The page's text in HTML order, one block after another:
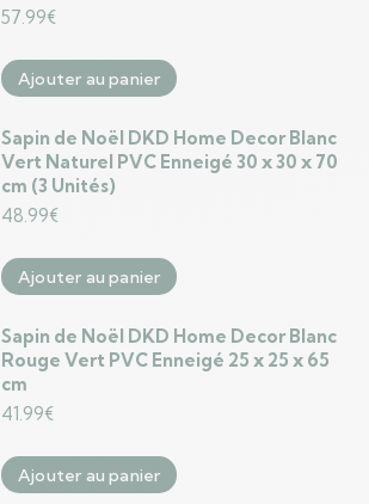
57.99€
Ajouter au panier
Sapin de Noël DKD Home Decor Blanc
Vert Naturel PVC Enneigé 30 x 30 x 70
cm (3 Unités)
48.99€
Ajouter au panier
Sapin de Noël DKD Home Decor Blanc
Rouge Vert PVC Enneigé 25 x 25 x 65
cm
41.99€
Ajouter au panier